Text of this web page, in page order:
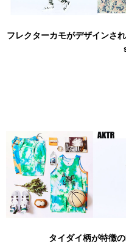
フレクターカモがデザインさ
タイダイ柄が特徴